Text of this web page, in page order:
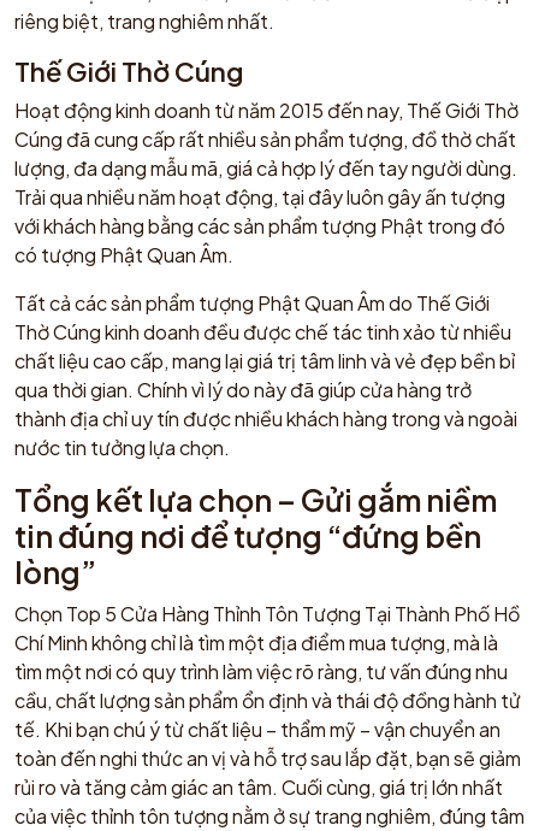
riêng biệt, trang nghiêm nhất.
Thế Giới Thờ Cúng
Hoạt động kinh doanh từ năm 2015 đến nay, Thế Giới Thờ
Cúng đã cung cấp rất nhiều sản phẩm tượng, đồ thờ chất
lượng, đa dạng mẫu mã, giá cả hợp lý đến tay người dùng.
Trải qua nhiều năm hoạt động, tại đây luôn gây ấn tượng
với khách hàng bằng các sản phẩm tượng Phật trong đó
có tượng Phật Quan Âm.
Tất cả các sản phẩm tượng Phật Quan Âm do Thế Giới
Thờ Cúng kinh doanh đều được chế tác tinh xảo từ nhiều
chất liệu cao cấp, mang lại giá trị tâm linh và vẻ đẹp bền bỉ
qua thời gian. Chính vì lý do này đã giúp cửa hàng trở
thành địa chỉ uy tín được nhiều khách hàng trong và ngoài
nước tin tưởng lựa chọn.
Tổng kết lựa chọn – Gửi gắm niềm
tin đúng nơi để tượng “đứng bền
lòng”
Chọn Top 5 Cửa Hàng Thỉnh Tôn Tượng Tại Thành Phố Hồ
Chí Minh không chỉ là tìm một địa điểm mua tượng, mà là
tìm một nơi có quy trình làm việc rõ ràng, tư vấn đúng nhu
cầu, chất lượng sản phẩm ổn định và thái độ đồng hành tử
tế. Khi bạn chú ý từ chất liệu – thẩm mỹ – vận chuyển an
toàn đến nghi thức an vị và hỗ trợ sau lắp đặt, bạn sẽ giảm
rủi ro và tăng cảm giác an tâm. Cuối cùng, giá trị lớn nhất
của việc thỉnh tôn tượng nằm ở sự trang nghiêm, đúng tâm